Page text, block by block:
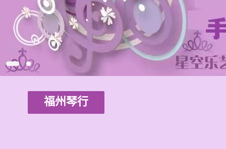
福州琴行